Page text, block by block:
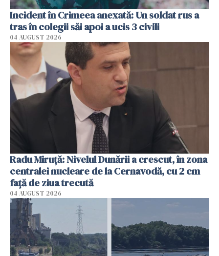
Incident în Crimeea anexată: Un soldat rus a
tras în colegii săi apoi a ucis 3 civili
04 AUGUST 2026
Radu Miruţă: Nivelul Dunării a crescut, în zona
centralei nucleare de la Cernavodă, cu 2 cm
faţă de ziua trecută
04 AUGUST 2026